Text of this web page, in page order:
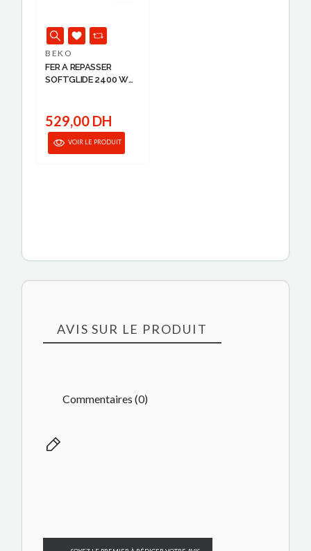
BEKO
FER A REPASSER
SOFTGLIDE 2400 W
529,00 DH
VOIR LE PRODUIT
AVIS SUR LE PRODUIT
Commentaires (0)